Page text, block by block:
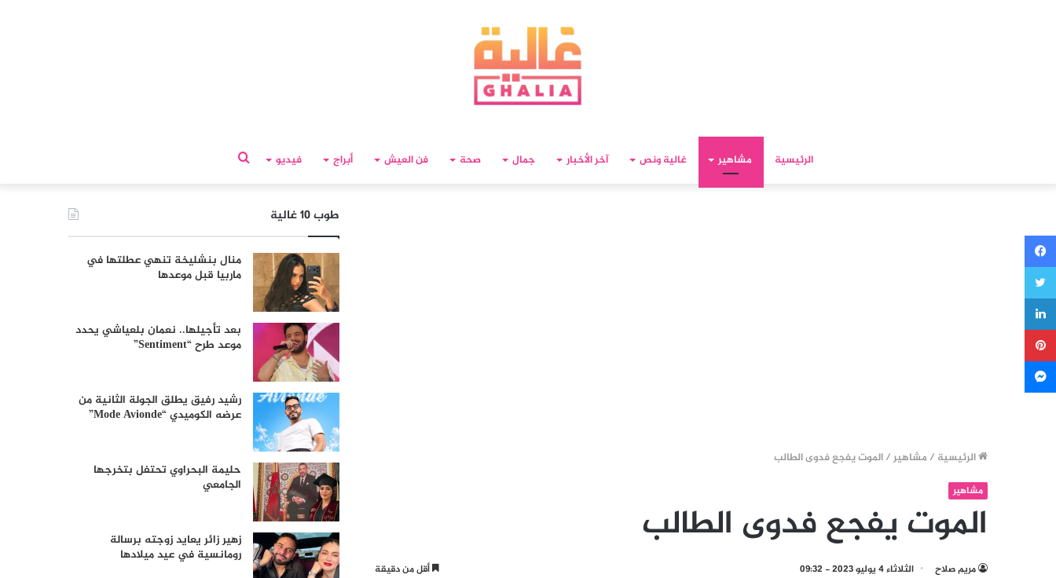
الرئيسية مشاهير غالية ونص آخر الأخبار جمال صحة فن العيش أبراج فيديو
الرئيسية / مشاهير/الموت يفجع فدوى الطالب
مشاهير
الموت يفجع فدوى الطالب
مريم صلاح الثلاثاء 4 يوليو 2023 - 09:32 أقل من دقيقة
طوب 10 غالية
منال بنشليخة تنهي عطلتها في
ماربيا قبل موعدها
بعد تأجيلها.. نعمان بلعياشي يحدد
موعد طرح “Sentiment”
رشيد رفيق يطلق الجولة الثانية من
عرضه الكوميدي “Mode Avionde”
حليمة البحراوي تحتفل بتخرجها
الجامعي
زهير زائر يعايد زوجته برسالة
رومانسية في عيد ميلادها